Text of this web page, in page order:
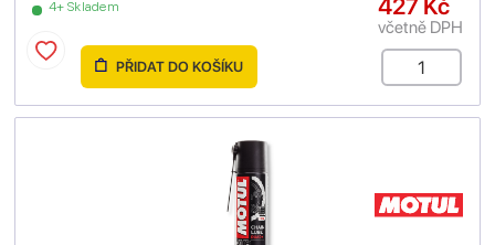
4+ Skladem 427 Kč
včetně DPH
PŘIDAT DO KOŠÍKU